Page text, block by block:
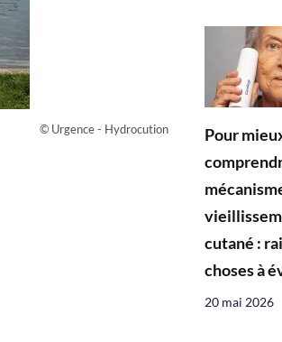
© Urgence - Hydrocution
Pour
cutané :
choses à
20 mai 2026